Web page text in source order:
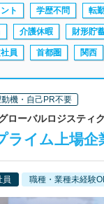
ト 学歴不問 転
介護休暇 財形貯
員 首都圏 関西
機・自己PR不要
ローバルロジスティ
ライム上場企
員 職種・業種未経験